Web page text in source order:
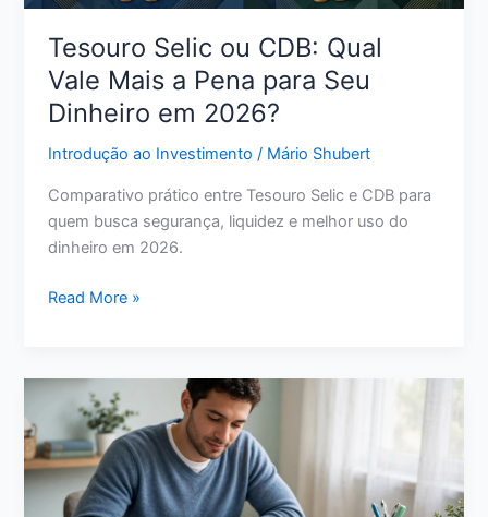
Tesouro Selic ou CDB: Qual
Vale Mais a Pena para Seu
Dinheiro em 2026?
Introdução ao Investimento / Mário Shubert
Comparativo prático entre Tesouro Selic e CDB para
quem busca segurança, liquidez e melhor uso do
dinheiro em 2026.
Tesouro
CDB:
Vale
Mais
a
Pena
Read More »